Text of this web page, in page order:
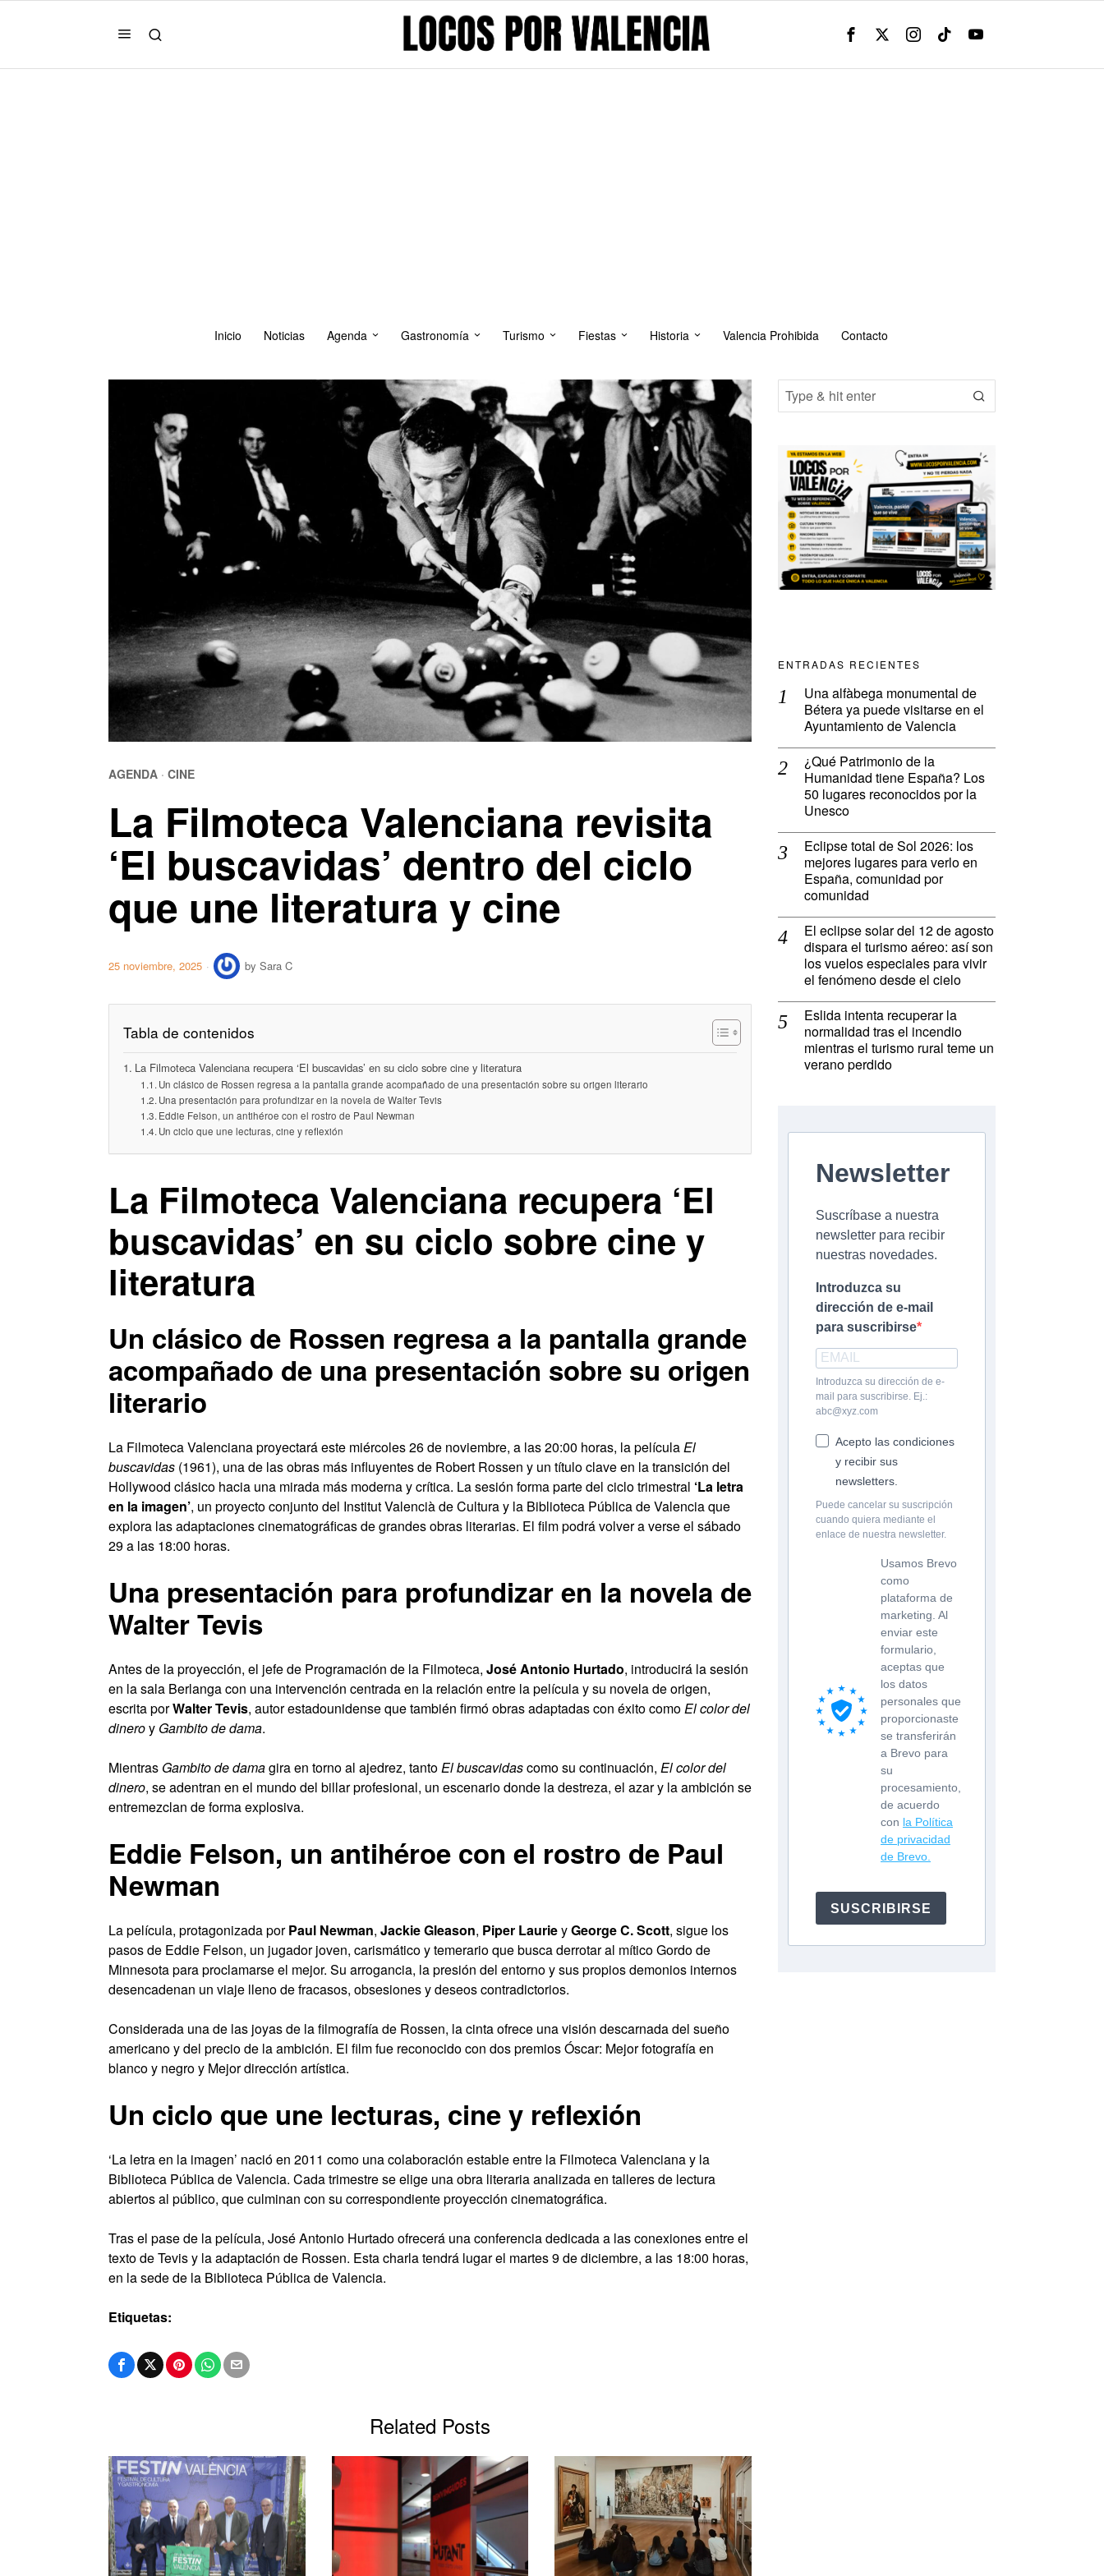
Inicio Noticias Agenda Gastronomía Turismo Fiestas Historia Valencia Prohibida Contacto
AGENDA · CINE
La Filmoteca Valenciana revisita
‘El buscavidas’ dentro del ciclo
que une literatura y cine
25 noviembre, 2025 by Sara C
Tabla de contenidos
La Filmoteca Valenciana recupera ‘El buscavidas’ en su ciclo sobre cine y literatura
Un clásico de Rossen regresa a la pantalla grande acompañado de una presentación sobre su origen literario
Una presentación para profundizar en la novela de Walter Tevis
Eddie Felson, un antihéroe con el rostro de Paul Newman
Un ciclo que une lecturas, cine y reflexión
La Filmoteca Valenciana recupera ‘El
buscavidas’ en su ciclo sobre cine y
literatura
Un clásico de Rossen regresa a la pantalla grande
acompañado de una presentación sobre su origen
literario
La Filmoteca Valenciana proyectará este miércoles 26 de noviembre, a las 20:00 horas, la película El
buscavidas (1961), una de las obras más influyentes de Robert Rossen y un título clave en la transición del
Hollywood clásico hacia una mirada más moderna y crítica. La sesión forma parte del ciclo trimestral ‘La letra
en la imagen’, un proyecto conjunto del Institut Valencià de Cultura y la Biblioteca Pública de Valencia que
explora las adaptaciones cinematográficas de grandes obras literarias. El film podrá volver a verse el sábado
29 a las 18:00 horas.
Una presentación para profundizar en la novela de
Walter Tevis
Antes de la proyección, el jefe de Programación de la Filmoteca, José Antonio Hurtado, introducirá la sesión
en la sala Berlanga con una intervención centrada en la relación entre la película y su novela de origen,
escrita porWalter Tevis, autor estadounidense que también firmó obras adaptadas con éxito como El color del
dineroy Gambito de dama.
Mientras Gambito de damagira en torno al ajedrez, tanto El buscavidascomo su continuación, El color del
dinero, se adentran en el mundo del billar profesional, un escenario donde la destreza, el azar y la ambición se
entremezclan de forma explosiva.
Eddie Felson, un antihéroe con el rostro de Paul
Newman
La película, protagonizada porPaul Newman, Jackie Gleason, Piper LaurieyGeorge C. Scott, sigue los
pasos de Eddie Felson, un jugador joven, carismático y temerario que busca derrotar al mítico Gordo de
Minnesota para proclamarse el mejor. Su arrogancia, la presión del entorno y sus propios demonios internos
desencadenan un viaje lleno de fracasos, obsesiones y deseos contradictorios.
Considerada una de las joyas de la filmografía de Rossen, la cinta ofrece una visión descarnada del sueño
americano y del precio de la ambición. El film fue reconocido con dos premios Óscar: Mejor fotografía en
blanco y negro y Mejor dirección artística.
Un ciclo que une lecturas, cine y reflexión
‘La letra en la imagen’ nació en 2011 como una colaboración estable entre la Filmoteca Valenciana y la
Biblioteca Pública de Valencia. Cada trimestre se elige una obra literaria analizada en talleres de lectura
abiertos al público, que culminan con su correspondiente proyección cinematográfica.
Tras el pase de la película, José Antonio Hurtado ofrecerá una conferencia dedicada a las conexiones entre el
texto de Tevis y la adaptación de Rossen. Esta charla tendrá lugar el martes 9 de diciembre, a las 18:00 horas,
en la sede de la Biblioteca Pública de Valencia.
Etiquetas:
Related Posts
ENTRADAS RECIENTES
Una alfàbega monumental de
Bétera ya puede visitarse en el
Ayuntamiento de Valencia
¿Qué Patrimonio de la
Humanidad tiene España? Los
50 lugares reconocidos por la
Unesco
Eclipse total de Sol 2026: los
mejores lugares para verlo en
España, comunidad por
comunidad
El eclipse solar del 12 de agosto
dispara el turismo aéreo: así son
los vuelos especiales para vivir
el fenómeno desde el cielo
Eslida intenta recuperar la
normalidad tras el incendio
mientras el turismo rural teme un
verano perdido
Newsletter
Suscríbase a nuestra
newsletter para recibir
nuestras novedades.
Introduzca su
dirección de e-mail
para suscribirse
Introduzca su dirección de e-
mail para suscribirse. Ej.:
abc@xyz.com
Acepto las condiciones
y recibir sus
newsletters.
Puede cancelar su suscripción
cuando quiera mediante el
enlace de nuestra newsletter.
Usamos Brevo
como
plataforma de
marketing. Al
enviar este
formulario,
aceptas que
los datos
personales que
proporcionaste
se transferirán
a Brevo para
su
procesamiento,
de acuerdo
con la Política
de privacidad
de Brevo.
SUSCRIBIRSE